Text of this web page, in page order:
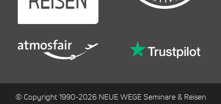
© Copyright 1990-2026 NEUE WEGE Seminare & Reisen